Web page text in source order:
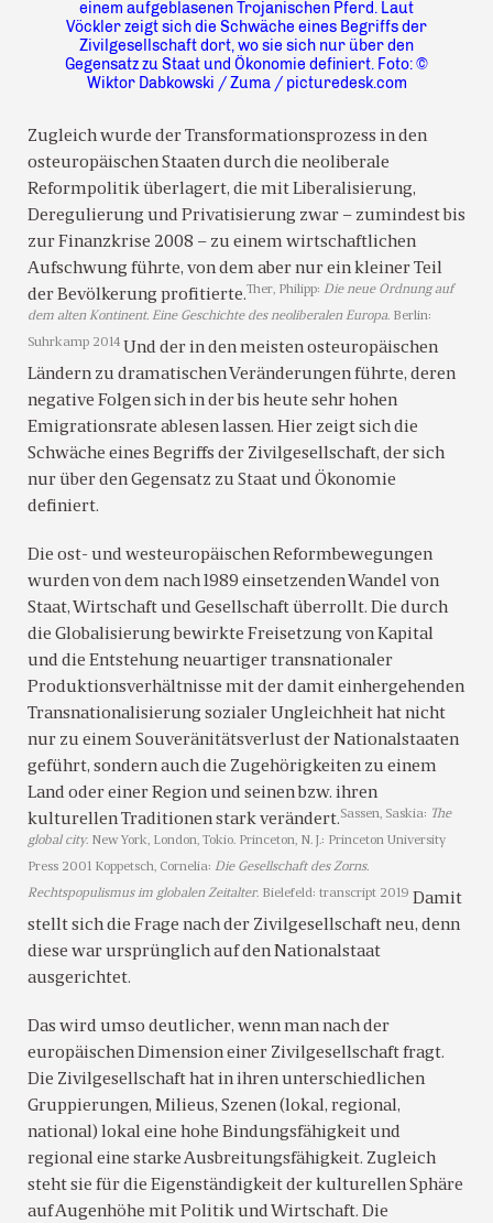
einem aufgeblasenen Trojanischen Pferd. Laut
Vöckler zeigt sich die Schwäche eines Begriffs der
Zivilgesellschaft dort, wo sie sich nur über den
Gegensatz zu Staat und Ökonomie definiert. Foto: ©
Wiktor Dabkowski / Zuma / picturedesk.com
Zugleich wurde der Transformationsprozess in den
osteuropäischen Staaten durch die neoliberale
Reformpolitik überlagert, die mit Liberalisierung,
Deregulierung und Privatisierung zwar – zumindest bis
zur Finanzkrise 2008 – zu einem wirtschaftlichen
Aufschwung führte, von dem aber nur ein kleiner Teil
der Bevölkerung profitierte.Ther, Philipp: Die neue Ordnung auf
dem alten Kontinent. Eine Geschichte des neoliberalen Europa. Berlin:
Suhrkamp 2014 Und der in den meisten osteuropäischen
Ländern zu dramatischen Veränderungen führte, deren
negative Folgen sich in der bis heute sehr hohen
Emigrationsrate ablesen lassen. Hier zeigt sich die
Schwäche eines Begriffs der Zivilgesellschaft, der sich
nur über den Gegensatz zu Staat und Ökonomie
definiert.
Die ost- und westeuropäischen Reformbewegungen
wurden von dem nach 1989 einsetzenden Wandel von
Staat, Wirtschaft und Gesellschaft überrollt. Die durch
die Globalisierung bewirkte Freisetzung von Kapital
und die Entstehung neuartiger transnationaler
Produktionsverhältnisse mit der damit einhergehenden
Transnationalisierung sozialer Ungleichheit hat nicht
nur zu einem Souveränitätsverlust der Nationalstaaten
geführt, sondern auch die Zugehörigkeiten zu einem
Land oder einer Region und seinen bzw. ihren
kulturellen Traditionen stark verändert.Sassen, Saskia: The
global city. New York, London, Tokio. Princeton, N. J.: Princeton University
Press 2001 Koppetsch, Cornelia: Die Gesellschaft des Zorns.
Rechtspopulismus im globalen Zeitalter. Bielefeld: transcript 2019 Damit
stellt sich die Frage nach der Zivilgesellschaft neu, denn
diese war ursprünglich auf den Nationalstaat
ausgerichtet.
Das wird umso deutlicher, wenn man nach der
europäischen Dimension einer Zivilgesellschaft fragt.
Die Zivilgesellschaft hat in ihren unterschiedlichen
Gruppierungen, Milieus, Szenen (lokal, regional,
national) lokal eine hohe Bindungsfähigkeit und
regional eine starke Ausbreitungsfähigkeit. Zugleich
steht sie für die Eigenständigkeit der kulturellen Sphäre
auf Augenhöhe mit Politik und Wirtschaft. Die